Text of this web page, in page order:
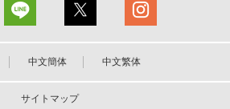
中文簡体 中文繁体
サイトマップ